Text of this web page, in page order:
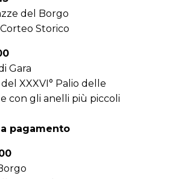
del Borgo
Storico
Gara
XXXVI° Palio delle
con gli anelli più piccoli
pagamento